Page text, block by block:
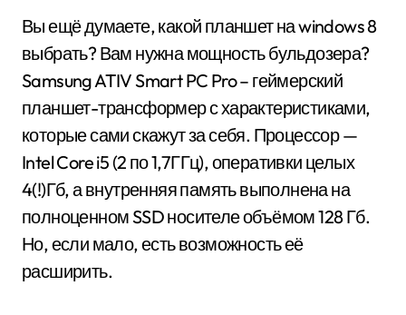
Вы ещё думаете, какой планшет на windows 8
выбрать? Вам нужна мощность бульдозера?
Samsung ATIV Smart PC Pro – геймерский
планшет-трансформер с характеристиками,
которые сами скажут за себя. Процессор —
Intel Core i5 (2 по 1,7ГГц), оперативки целых
4(!)Гб, а внутренняя память выполнена на
полноценном SSD носителе объёмом 128 Гб.
Но, если мало, есть возможность её
расширить.